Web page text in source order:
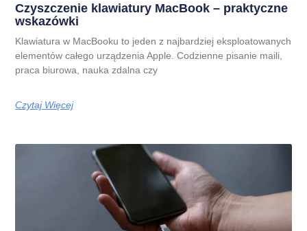
Czyszczenie klawiatury MacBook – praktyczne
wskazówki
Klawiatura w MacBooku to jeden z najbardziej eksploatowanych
elementów całego urządzenia Apple. Codzienne pisanie maili,
praca biurowa, nauka zdalna czy
Czytaj Więcej